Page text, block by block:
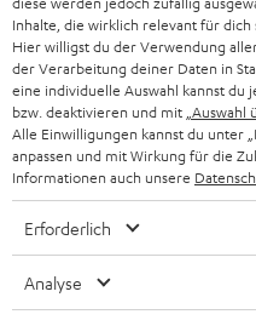
e
w
s
l
e
t
t
e
r
Melde dich für den
45 € als Dankeschön.
EMAIL
WIDGET
Inhalte, die wirklich relevant für
Hier willigst du der Verwendung
der Verarbeitung deiner Daten in
eine individuelle Auswahl kannst du
bzw. deaktivieren und mit
Alle Einwilligungen kannst du unter
anpassen und mit Wirkung für die
Informationen auch unsere
Erforderlich
Analyse